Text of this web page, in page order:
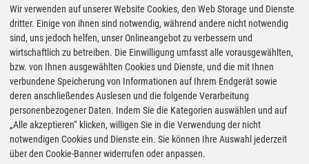
gestern 15:30 Uhr
ganztägig geöffnet
Entfernung: ca. 8.6 km* Route planen
1.979€
gestern 15:10 Uhr
ARAL
Landshuter Straße 42, 85368 Moosburg
ganztägig geöffnet
Entfernung: ca. 9 km * Route planen
1.989€
gestern 20:20 Uhr
ORLEN Express
Am Kletterhammer Feld 1, 85435 Erding
ganztägig geöffnet
Wir verwenden auf unserer Website Cookies, den Web Storage und Dienste
dritter. Einige von ihnen sind notwendig, während andere nicht notwendig
sind, uns jedoch helfen, unser Onlineangebot zu verbessern und
wirtschaftlich zu betreiben. Die Einwilligung umfasst alle vorausgewählten,
bzw. von Ihnen ausgewählten Cookies und Dienste, und die mit Ihnen
verbundene Speicherung von Informationen auf Ihrem Endgerät sowie
deren anschließendes Auslesen und die folgende Verarbeitung
personenbezogener Daten. Indem Sie die Kategorien auswählen und auf
„Alle akzeptieren“ klicken, willigen Sie in die Verwendung der nicht
notwendigen Cookies und Dienste ein. Sie können Ihre Auswahl jederzeit
über den Cookie-Banner widerrufen oder anpassen.